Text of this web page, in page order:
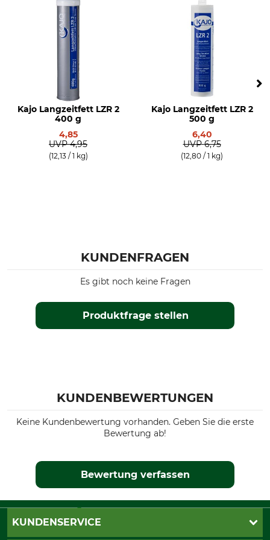
Kajo Langzeitfett LZR 2
400 g
4,85
UVP 4,95
(12,13 / 1 kg)
Kajo Langzeitfett LZR 2
500 g
6,40
UVP 6,75
(12,80 / 1 kg)
KUNDENFRAGEN
Produktfrage stellen
Es gibt noch keine Fragen
KUNDENBEWERTUNGEN
Keine Kundenbewertung vorhanden. Geben Sie die erste
Bewertung ab!
Bewertung verfassen
KUNDENSERVICE